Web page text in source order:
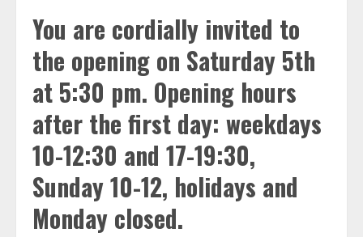
You are cordially invited to
the opening on Saturday 5th
at 5:30 pm. Opening hours
after the first day: weekdays
10-12:30 and 17-19:30,
Sunday 10-12, holidays and
Monday closed.